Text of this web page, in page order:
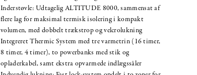
Inderstøvle: Udtagelig ALTITUDE 8000, sammensat af
flere lag for maksimal termisk isolering i kompakt
volumen, med dobbelt trækstrop og velcrolukning
Integreret Thermic System med tre varmetrin (16 timer,
8 timer, 4 timer), to powerbanks med stik og
opladerkabel, samt ekstra opvarmede indlægssåler